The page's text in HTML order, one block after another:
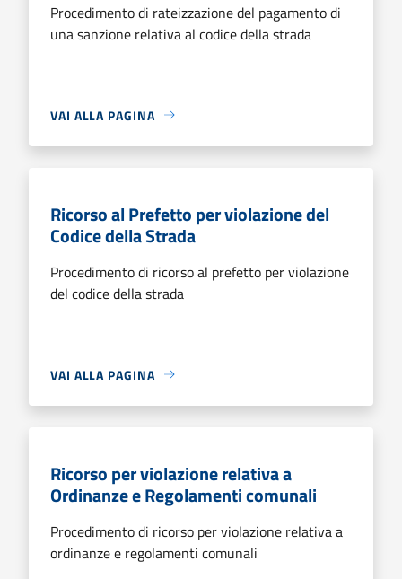
Procedimento di rateizzazione del pagamento di
una sanzione relativa al codice della strada
VAI ALLA PAGINA
Ricorso al Prefetto per violazione del
Codice della Strada
Procedimento di ricorso al prefetto per violazione
del codice della strada
VAI ALLA PAGINA
Ricorso per violazione relativa a
Ordinanze e Regolamenti comunali
Procedimento di ricorso per violazione relativa a
ordinanze e regolamenti comunali